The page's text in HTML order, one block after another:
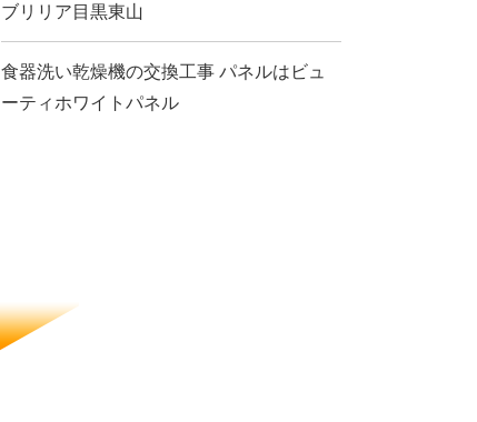
ブリリア目黒東山
食器洗い乾燥機の交換工事 パネルはビュ
ーティホワイトパネル